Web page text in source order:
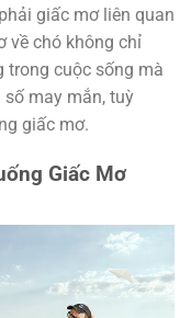
giấc mơ liên quan
về chó không chỉ
trong cuộc sống mà
may mắn, tuỳ
giấc mơ.
Giấc Mơ